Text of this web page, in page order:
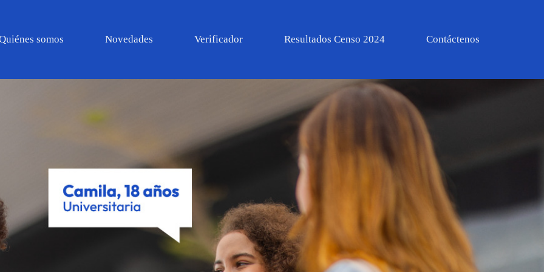
somos Novedades Verificador Resultados Censo 2024 Contáctenos